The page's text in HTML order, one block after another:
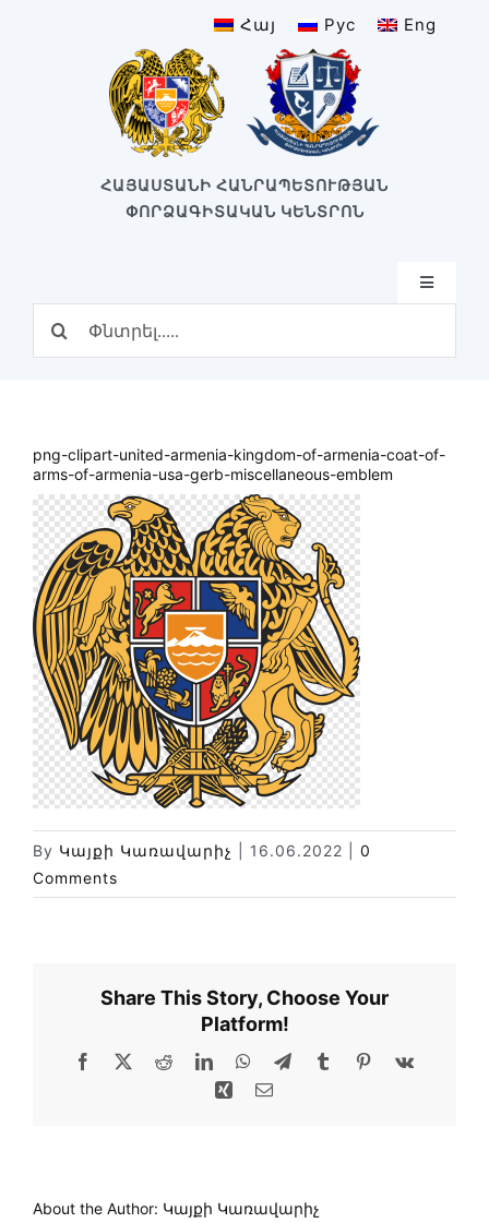
Հայ Рус Eng
ՀԱՅԱՍՏԱՆԻ ՀԱՆՐԱՊԵՏՈՒԹՅԱՆ
ՓՈՐՁԱԳԻՏԱԿԱՆ ԿԵՆՏՐՈՆ
Toggle
Կառուցվածք
Բաժիններ
Փորձաքննությունների տեսակները
Նորություններ
Գրադարան
Կայքի քարտեզ
png-clipart-united-armenia-kingdom-of-armenia-coat-of-
arms-of-armenia-usa-gerb-miscellaneous-emblem
By Կայքի Կառավարիչ 16.06.2022
0
Comments
Share This Story, Choose Your
Platform!
Facebook Reddit LinkedInWhatsAppTelegram
TumblrPinterest
Xing
About the Author: Կայքի Կառավարիչ